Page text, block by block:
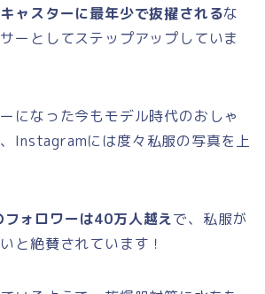
ャスターに最年少で抜擢されるな
ーとしてステップアップしていま
になった今もモデル時代のおしゃ
Instagramには度々私服の写真を上
ォロワーは40万人越えで、私服が
と絶賛されています！